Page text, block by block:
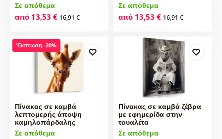
Σε απόθεμα
από 13,53 € 16,91 €
Σε απόθεμα
από 13,53 € 16,91 €
Έκπτωση -20%
Πίνακας σε καμβά
λεπτομερής άποψη
καμηλοπάρδαλης
Σε απόθεμα
Πίνακας σε καμβά ζέβρα
με εφημερίδα στην
τουαλέτα
Σε απόθεμα